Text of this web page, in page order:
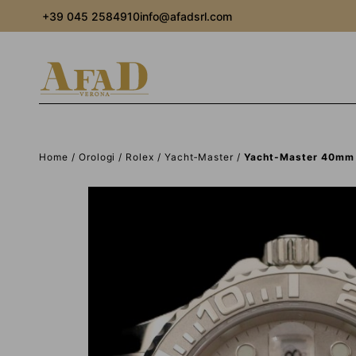
+39 045 2584910info@afadsrl.com
Home Orologi Rolex Yacht‑Master Yacht-Master 40mm